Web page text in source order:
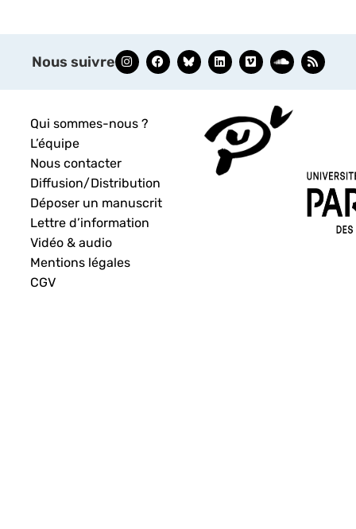
Nous suivre
Qui sommes-nous ?
L’équipe
Nous contacter
Diffusion/Distribution
Déposer un manuscrit
Lettre d’information
Vidéo & audio
Mentions légales
CGV